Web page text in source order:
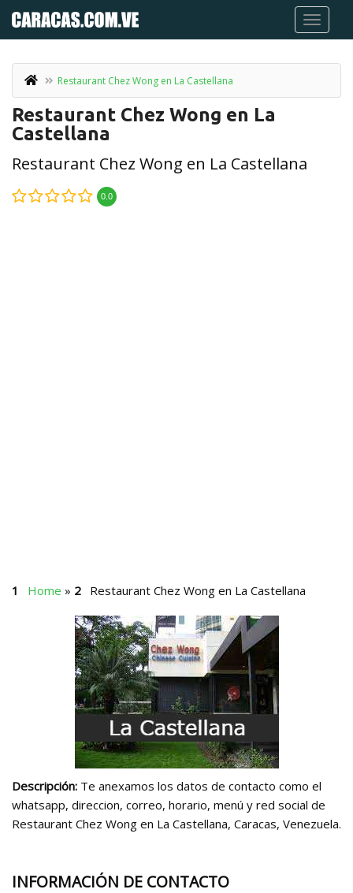
Restaurant Chez Wong en La Castellana
Restaurant Chez Wong en La
Castellana
Restaurant Chez Wong en La Castellana
0.0
Home » Restaurant Chez Wong en La Castellana
Descripción: Te anexamos los datos de contacto como el
whatsapp, direccion, correo, horario, menú y red social de
Restaurant Chez Wong en La Castellana, Caracas, Venezuela.
INFORMACIÓN DE CONTACTO